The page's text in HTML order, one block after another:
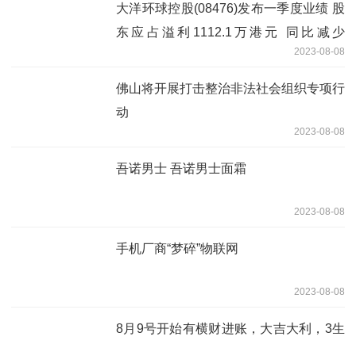
大洋环球控股(08476)发布一季度业绩 股
东应占溢利1112.1万港元 同比减少
2023-08-08
佛山将开展打击整治非法社会组织专项行
动
2023-08-08
吾诺男士 吾诺男士面霜
2023-08-08
手机厂商“梦碎”物联网
2023-08-08
8月9号开始有横财进账，大吉大利，3生